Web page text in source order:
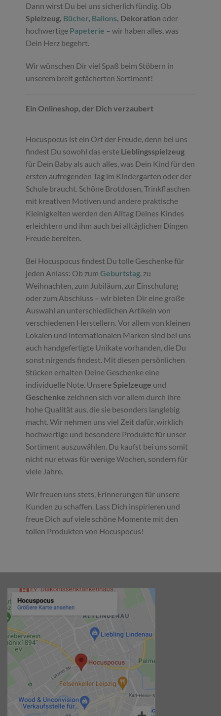
Dann wirst Du bei uns sicherlich fündig. Ob
Spielzeug, Bücher, Ballons, Dekoration oder
hochwertige Papeterie – wir haben alles, was
Dein Herz begehrt.
Wir wünschen Dir viel Spaß beim Stöbern in
unserem breit gefächerten Sortiment!
Ein Onlineshop, der Dich verzaubert
Hocuspocus ist ein Ort der Freude, denn bei uns
findest Du sowohl das erste Lieblingsspielzeug
für Dein Baby als auch alles, was Dein Kind für den
ersten aufregenden Tag im Kindergarten oder der
Schule braucht. Schöne Brotdosen, Trinkflaschen
mit kreativen Motiven und andere praktische
Kleinigkeiten werden den Alltag Deines Kindes
erleichtern und ihm auch bei alltäglichen Dingen
Freude bereiten.
Bei Hocuspocus findest Du tolle Geschenke für
jeden Anlass: Ob zumGeburtstag, zu
Weihnachten, zum Jubiläum, zur Einschulung
oder zum Abschluss – wir bieten Dir eine große
Auswahl an unterschiedlichen Artikeln von
verschiedenen Herstellern. Vor allem von kleinen
Lokalen und internationalen Marken sind bei uns
auch handgefertigte Unikate vorhanden, die Du
sonst nirgends findest. Mit diesen persönlichen
Stücken erhalten Deine Geschenke eine
individuelle Note. UnsereSpielzeuge und
Geschenke zeichnen sich vor allem durch ihre
hohe Qualität aus, die sie besonders langlebig
macht. Wir nehmen uns viel Zeit dafür, wirklich
hochwertige und besondere Produkte für unser
Sortiment auszuwählen. Du kaufst bei uns somit
nicht nur etwas für wenige Wochen, sondern für
viele Jahre.
Wir freuen uns stets, Erinnerungen für unsere
Kunden zu schaffen. Lass Dich inspirieren und
freue Dich auf viele schöne Momente mit den
tollen Produkten von Hocuspocus!